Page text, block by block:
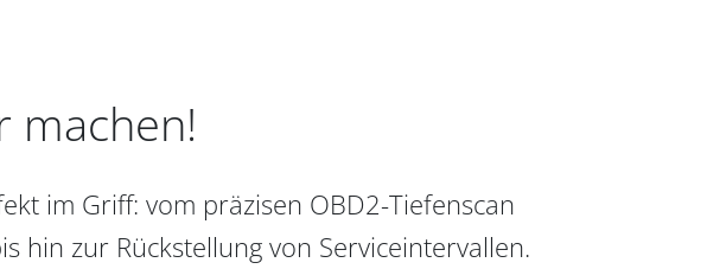
machen!
im Griff: vom präzisen OBD2-Tiefenscan
hin zur Rückstellung von Serviceintervallen.